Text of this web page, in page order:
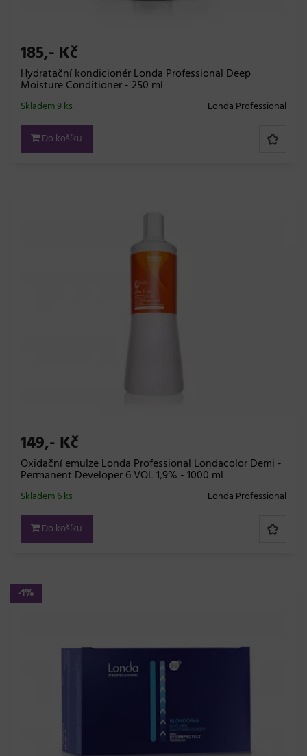
185,- Kč
Hydratační kondicionér Londa Professional Deep
Moisture Conditioner - 250 ml
Londa Professional
Skladem 9 ks
Do košíku
149,- Kč
Oxidační emulze Londa Professional Londacolor Demi -
Permanent Developer 6 VOL 1,9% - 1000 ml
Londa Professional
Skladem 6 ks
Do košíku
-1%